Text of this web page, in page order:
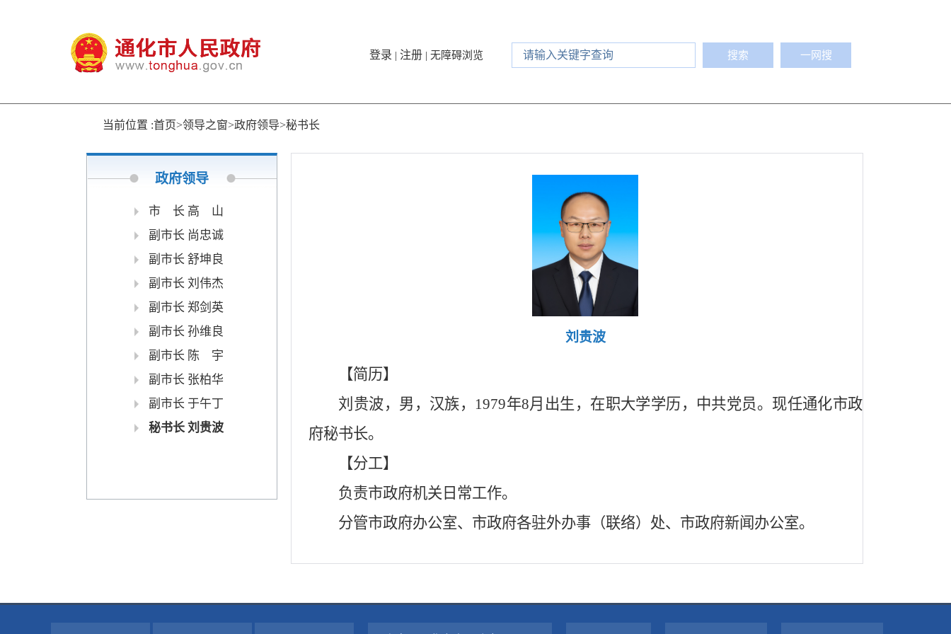
登录 | 注册 | 无障碍浏览 搜索 一网搜
当前位置 :首页>领导之窗>政府领导>秘书长
政府领导
市 长 高 山
副市长 尚忠诚
副市长 舒坤良
副市长 刘伟杰
副市长 郑剑英
副市长 孙维良
副市长 陈 宇
副市长 张柏华
副市长 于午丁
秘书长 刘贵波
刘贵波
【简历】
刘贵波，男，汉族，1979年8月出生，在职大学学历，中共党员。现任通化市政
府秘书长。
【分工】
负责市政府机关日常工作。
分管市政府办公室、市政府各驻外办事（联络）处、市政府新闻办公室。